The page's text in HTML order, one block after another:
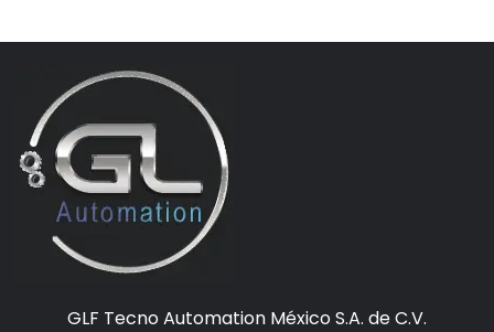
GLF Tecno Automation México S.A. de C.V.